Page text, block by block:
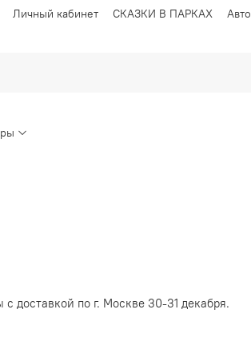
Личный кабинет СКАЗКИ В ПАРКАХ
доставкой по г. Москве 30-31 декабря.